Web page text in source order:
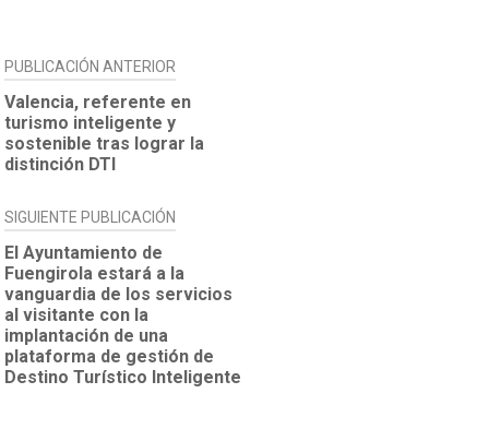
NAVEGACIÓN
DE
ENTRADAS
PUBLICACIÓN ANTERIOR
Valencia, referente en
turismo inteligente y
sostenible tras lograr la
distinción DTI
SIGUIENTE PUBLICACIÓN
El Ayuntamiento de
Fuengirola estará a la
vanguardia de los servicios
al visitante con la
implantación de una
plataforma de gestión de
Destino Turístico Inteligente